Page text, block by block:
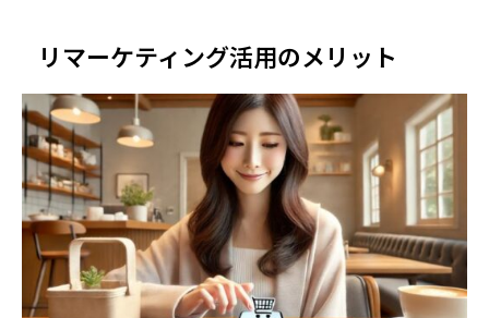
リマーケティング活用のメリット